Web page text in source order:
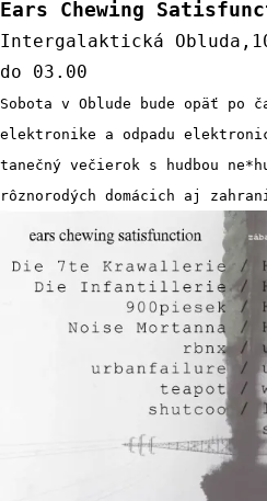
Ears Chewing
Intergalaktická
do 03.00
Sobota v Oblude bude opäť po
elektronike a odpadu
tanečný večierok s hudbou
rôznorodých domácich aj